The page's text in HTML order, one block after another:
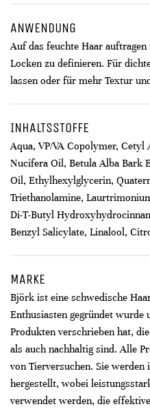
ANWENDUNG
Auf das feuchte Haar
Locken zu definieren. Für
lassen oder für mehr Textur
INHALTSSTOFFE
Aqua, VP/VA Copolymer,
Nucifera Oil, Betula Alba Bark
Oil, Ethylhexylglycerin,
Triethanolamine,
Di-T-Butyl
Benzyl Salicylate, Linalool,
MARKE
Björk ist eine schwedische
Enthusiasten gegründet wurde
Produkten verschrieben hat,
als auch nachhaltig sind. Alle
von Tierversuchen. Sie
hergestellt, wobei
verwendet werden, die